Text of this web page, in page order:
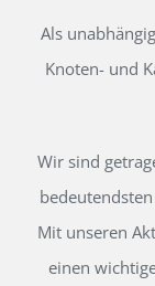
Als
Knoten- und
Wir sind
Mit unseren
einen